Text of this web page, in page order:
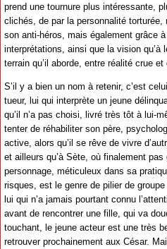
prend une tournure plus intéressante,
clichés, de par la personnalité
son anti-héros, mais également grâce
interprétations, ainsi que la vision qu’à
terrain qu’il aborde, entre réalité crue et
S’il y a bien un nom à retenir, c’est
tueur, lui qui interprète un jeune
qu’il n’a pas choisi, livré très tôt à lui-
tenter de réhabiliter son père,
active, alors qu’il se rêve de vivre
et ailleurs qu’à Sète, où finalement
personnage, méticuleux dans sa
risques, est le genre de pilier de
lui qui n’a jamais pourtant connu
avant de rencontrer une fille, qui va
touchant, le jeune acteur est une très
retrouver prochainement aux César.